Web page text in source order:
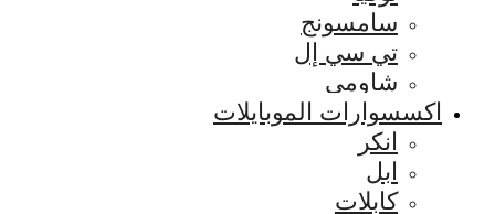
سامسونج
تي سي إل
شاومي
اكسسوارات الموبايلات
انكر
ابل
كابلات